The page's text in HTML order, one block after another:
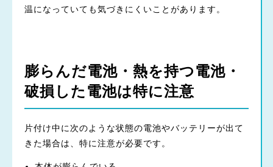
温になっていても気づきにくいことがあります。
膨らんだ電池・熱を持つ電池・
破損した電池は特に注意
片付け中に次のような状態の電池やバッテリーが出て
きた場合は、特に注意が必要です。